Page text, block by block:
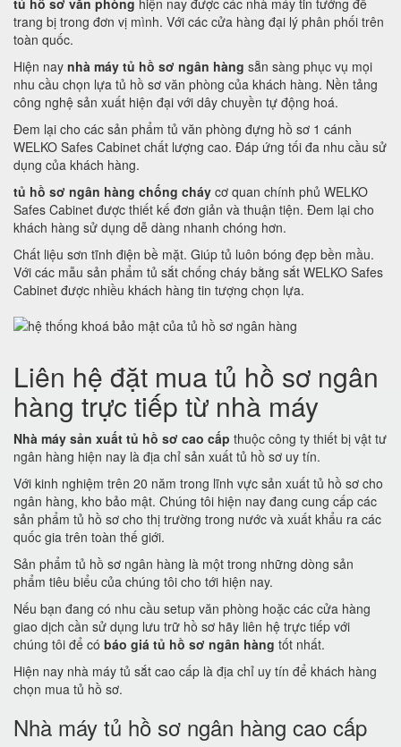
tủ hồ sơ văn phòng hiện nay được các nhà máy tin tưởng để
trang bị trong đơn vị mình. Với các cửa hàng đại lý phân phối trên
toàn quốc.
Hiện nay nhà máy tủ hồ sơ ngân hàng sẵn sàng phục vụ mọi
nhu cầu chọn lựa tủ hồ sơ văn phòng của khách hàng. Nền tảng
công nghệ sản xuất hiện đại với dây chuyền tự động hoá.
Đem lại cho các sản phẩm tủ văn phòng đựng hồ sơ 1 cánh
WELKO Safes Cabinet chất lượng cao. Đáp ứng tối đa nhu cầu sử
dụng của khách hàng.
tủ hồ sơ ngân hàng chống cháy cơ quan chính phủ WELKO
Safes Cabinet được thiết kế đơn giản và thuận tiện. Đem lại cho
khách hàng sử dụng dễ dàng nhanh chóng hơn.
Chất liệu sơn tĩnh điện bề mặt. Giúp tủ luôn bóng đẹp bền mầu.
Với các mẫu sản phẩm tủ sắt chống cháy bằng sắt WELKO Safes
Cabinet được nhiều khách hàng tin tượng chọn lựa.
Liên hệ đặt mua tủ hồ sơ ngân
hàng trực tiếp từ nhà máy
Nhà máy sản xuất tủ hồ sơ cao cấp thuộc công ty thiết bị vật tư
ngân hàng hiện nay là địa chỉ sản xuất tủ hồ sơ uy tín.
Với kinh nghiệm trên 20 năm trong lĩnh vực sản xuất tủ hồ sơ cho
ngân hàng, kho bảo mật. Chúng tôi hiện nay đang cung cấp các
sản phẩm tủ hồ sơ cho thị trường trong nước và xuất khẩu ra các
quốc gia trên toàn thế giới.
Sản phẩm tủ hồ sơ ngân hàng là một trong những dòng sản
phẩm tiêu biểu của chúng tôi cho tới hiện nay.
Nếu bạn đang có nhu cầu setup văn phòng hoặc các cửa hàng
giao dịch cần sử dụng lưu trữ hồ sơ hãy liên hệ trực tiếp với
chúng tôi để có báo giá tủ hồ sơ ngân hàng tốt nhất.
Hiện nay nhà máy tủ sắt cao cấp là địa chỉ uy tín để khách hàng
chọn mua tủ hồ sơ.
Nhà máy tủ hồ sơ ngân hàng cao cấp